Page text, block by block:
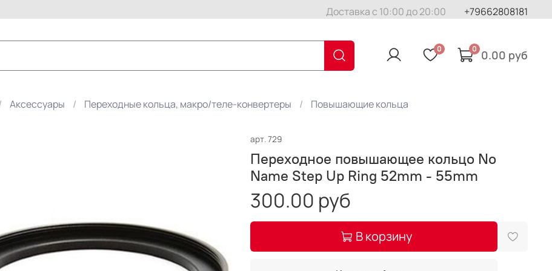
Доставка с 10:00 до 20:00 +79662808181
0 0 0.00 руб
Аксессуары Переходные кольца, макро/теле-конвертеры Повышающие кольца
арт.729
Переходное повышающее кольцо No
Name Step Up Ring 52mm - 55mm
300.00 руб
В корзину